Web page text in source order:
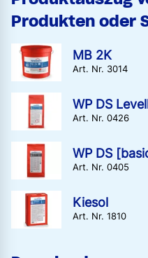
Produkten oder
MB 2K
Art. Nr. 3014
WP DS
Art. Nr. 0426
WP DS
Art. Nr. 0405
Kiesol
Art. Nr. 1810